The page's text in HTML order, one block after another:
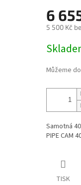
6
5 500 Kč
cena:
Můžeme
Samotná
PIPE CAM
TISK